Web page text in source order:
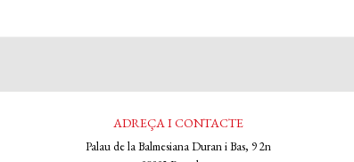
ADREÇA I CONTACTE
Palau de la Balmesiana Duran i Bas, 9 2n